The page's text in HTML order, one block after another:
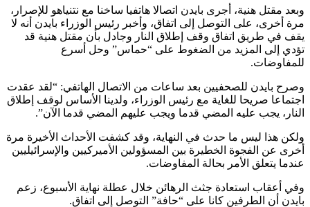
وبعد مقتل هنية، أجرى بايدن اتصالا هاتفيا ساخنا مع نتنياهو للإصرار،
مرة أخرى، على التوصل إلى اتفاق، وأخبر رئيس الوزراء بايدن أنه لا
يقف في طريق اتفاق وقف إطلاق النار وجادل بأن مقتل هنية قد
تؤدي إلى المزيد من الضغوط على “حماس” وحل أسرع
للمفاوضات.
وصرح بايدن للصحفيين بعد ساعات من الاتصال الهاتفي: “لقد عقدت
اجتماعا صريحا للغاية مع رئيس الوزراء، ولدينا الأساس لوقف إطلاق
النار، يجب عليه المضي قدما ويجب عليهم المضي قدما الآن”.
ولكن هذا ليس ما حدث في النهاية، وقد كشفت الأحداث الأخيرة مرة
أخرى عن الفجوة الخطيرة بين المسؤولين الأميركيين والإسرائيليين
عندما يتعلق الأمر بحالة المفاوضات.
وفي أعقاب استعادة جثث الرهائن خلال عطلة نهاية الأسبوع، زعم
بايدن أن الطرفين كانا على “حافة” التوصل إلى اتفاق.